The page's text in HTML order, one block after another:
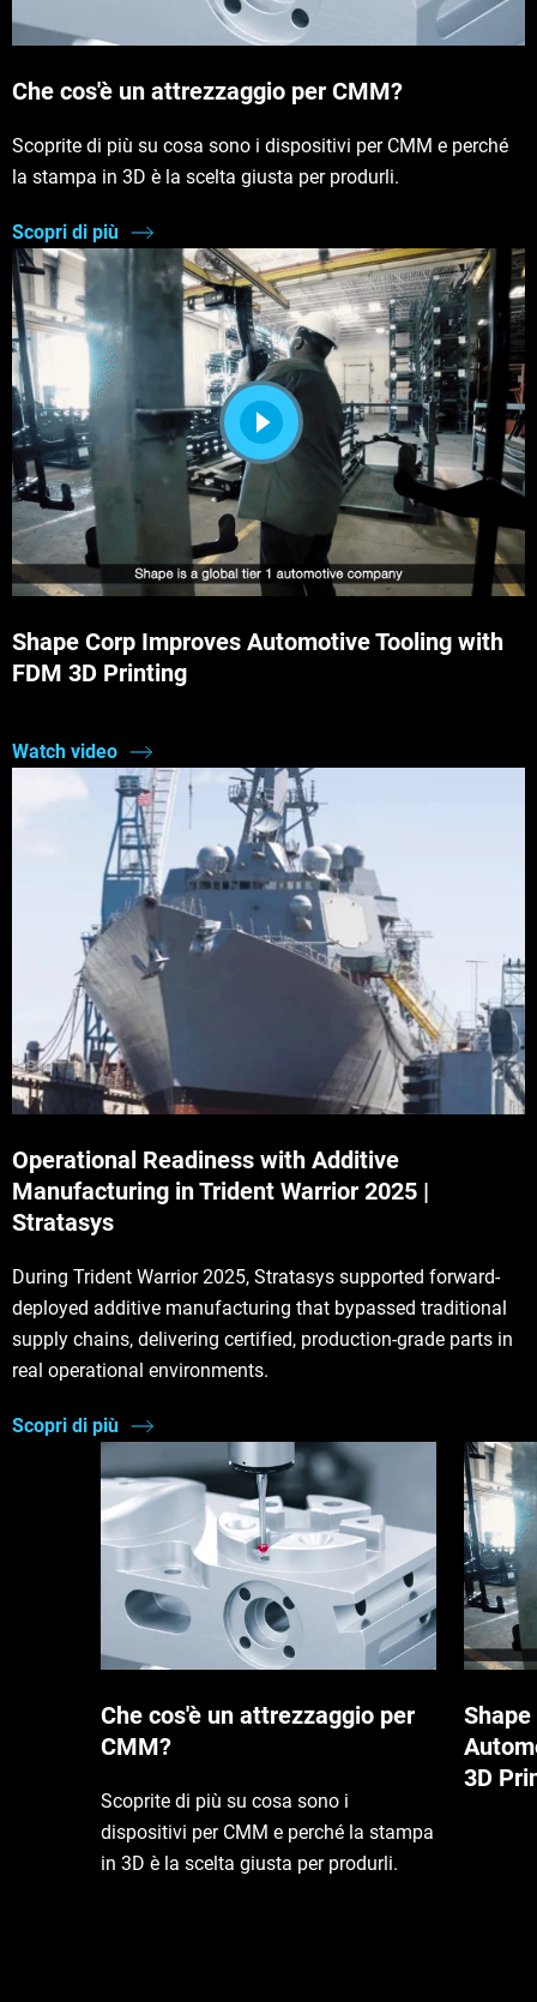
Che cos'è un attrezzaggio per CMM?
Scoprite di più su cosa sono i dispositivi per CMM e perché
la stampa in 3D è la scelta giusta per produrli.
Scopri di più
Shape Corp Improves Automotive Tooling with
FDM 3D Printing
Watch video
Operational Readiness with Additive
Manufacturing in Trident Warrior 2025 |
Stratasys
During Trident Warrior 2025, Stratasys supported forward-
deployed additive manufacturing that bypassed traditional
supply chains, delivering certified, production-grade parts in
real operational environments.
Scopri di più
Che cos'è un attrezzaggio per
CMM?
Scoprite di più su cosa sono i
dispositivi per CMM e perché la stampa
in 3D è la scelta giusta per produrli.
3D